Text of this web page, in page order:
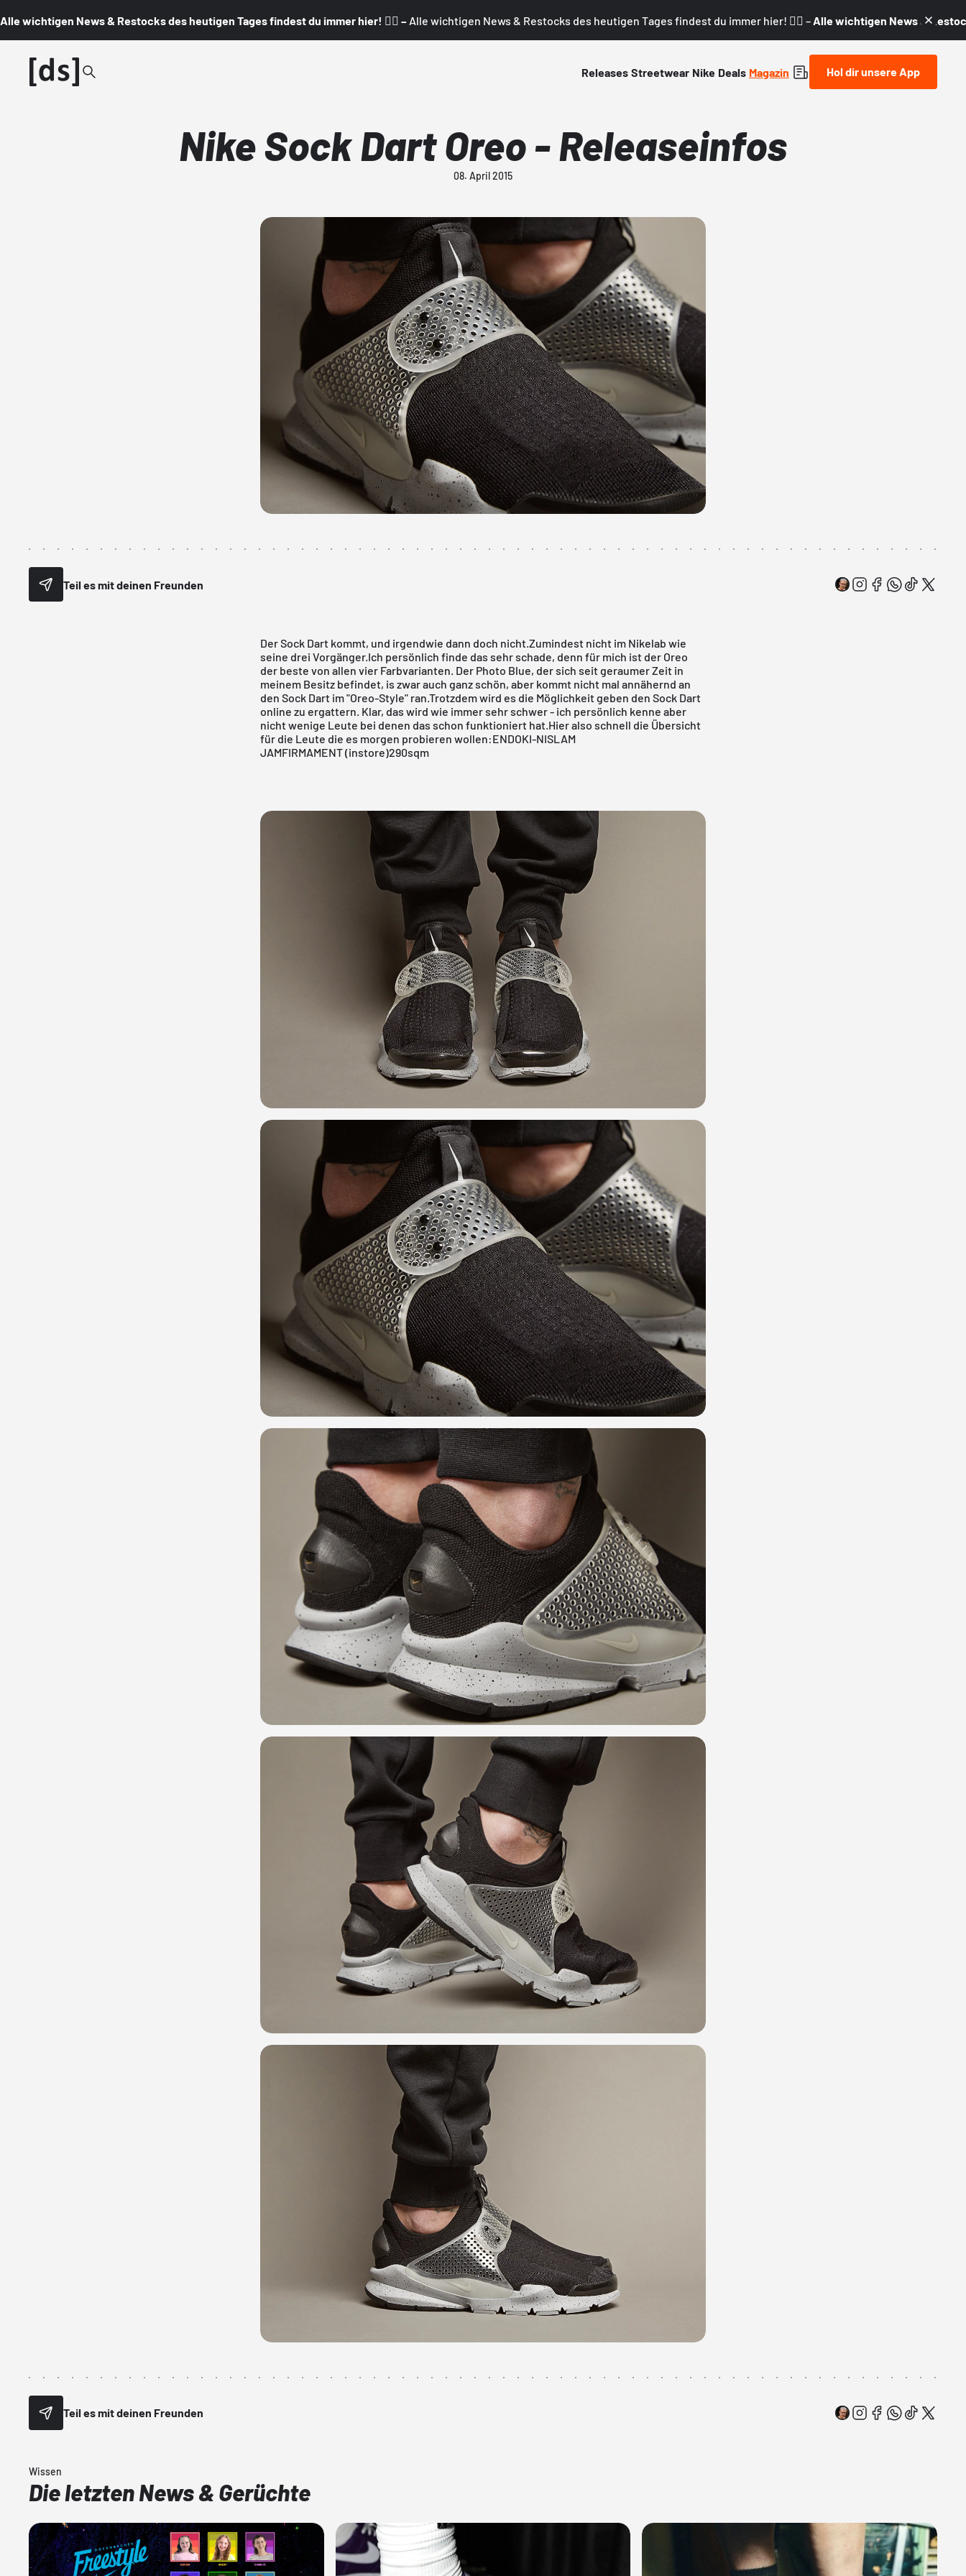
Alle wichtigen News & Restocks des heutigen Tages findest du immer hier! 👇🏼 – Alle wichtigen News & Restocks des heutigen Tages findest du immer hier! 👇🏼 – Alle wichtigen News &
Releases Streetwear Nike Deals Magazin Hol dir unsere App
Nike Sock Dart Oreo - Releaseinfos
08. April 2015
Teil es mit deinen Freunden
Der Sock Dart kommt, und irgendwie dann doch nicht.Zumindest nicht im Nikelab wie
seine drei Vorgänger.Ich persönlich finde das sehr schade, denn für mich ist der Oreo
der beste von allen vier Farbvarianten. Der Photo Blue, der sich seit geraumer Zeit in
meinem Besitz befindet, is zwar auch ganz schön, aber kommt nicht mal annähernd an
den Sock Dart im "Oreo-Style" ran.Trotzdem wird es die Möglichkeit geben den Sock Dart
online zu ergattern. Klar, das wird wie immer sehr schwer - ich persönlich kenne aber
nicht wenige Leute bei denen das schon funktioniert hat.Hier also schnell die Übersicht
für die Leute die es morgen probieren wollen:ENDOKI-NISLAM
JAMFIRMAMENT(instore)290sqm
Teil es mit deinen Freunden
Wissen
Die letzten News & Gerüchte